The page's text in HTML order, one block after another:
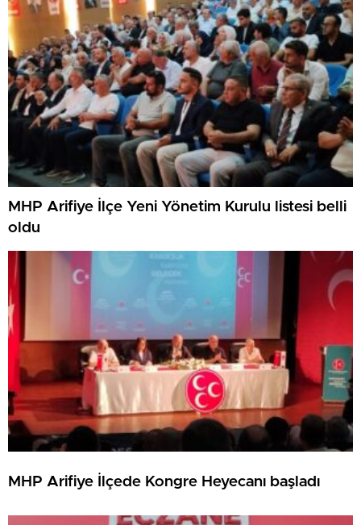
MHP Arifiye İlçe Yeni Yönetim Kurulu listesi belli
oldu
MHP Arifiye İlçede Kongre Heyecanı başladı